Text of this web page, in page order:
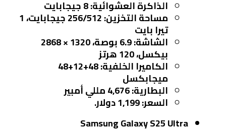
الذاكرة العشوائية: 8 جيجابايت
مساحة التخزين: 256/512 جيجابايت، 1
تيرا بايت
الشاشة: 6.9 بوصة، 1320 × 2868
بيكسل، 120 هرتز
الكاميرا الخلفية: 48+12+48
ميجابكسل
البطارية: 4,676 مللي أمبير
السعر: 1,199 دولار.
Samsung Galaxy S25 Ultra